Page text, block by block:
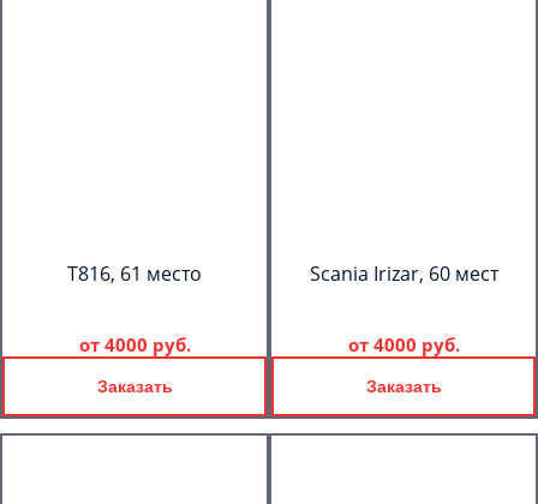
T816, 61 место
от 4000 руб.
Заказать
Scania Irizar, 60 мест
от 4000 руб.
Заказать